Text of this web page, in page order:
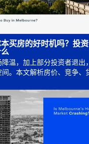
买房的好时机吗？投
温，加上部分投资者退出
。本文解析房价、竞争、